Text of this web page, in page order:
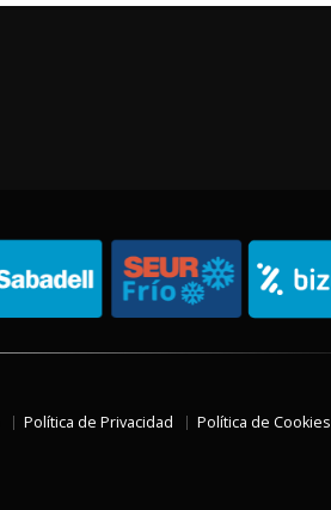
Política de Privacidad Política de Cookies